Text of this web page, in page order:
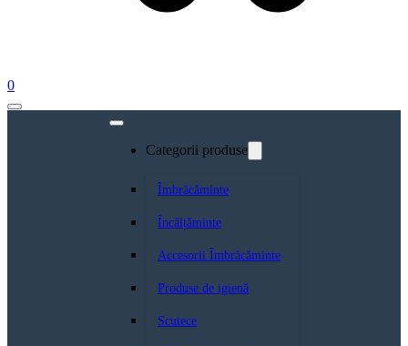
0
Categorii produse
Îmbrăcăminte
Încălțăminte
Accesorii Îmbrăcăminte
Produse de igienă
Scutece